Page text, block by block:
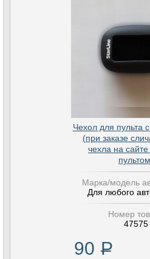
Чехол для пульта
(при заказе
чехла на
Марка/модель
Для любого
Номер
47575
90 Р